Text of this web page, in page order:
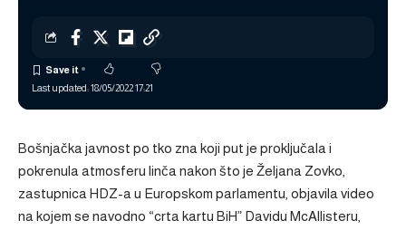
Last updated: 18/05/2022 17:21
Bošnjačka javnost po tko zna koji put je proključala i
pokrenula atmosferu linča nakon što je Željana Zovko,
zastupnica HDZ-a u Europskom parlamentu, objavila video
na kojem se navodno “crta kartu BiH” Davidu McAllisteru,